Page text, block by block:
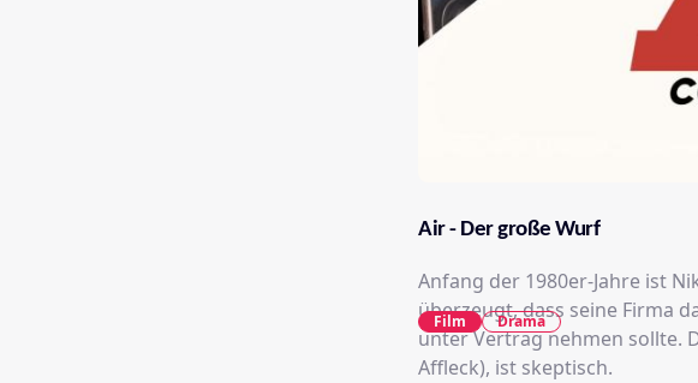
Air - Der große Wurf
Anfang der 1980er-Jahre ist
überzeugt, dass seine Firma
unter Vertrag nehmen sollte.
Affleck), ist skeptisch.
Film Drama